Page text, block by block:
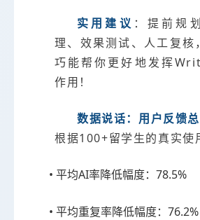
实用建议 ：提前规
理、效果测试、人工复核
巧能帮你更好地发挥
作用！
数据说话：用户反馈
根据100+留学生的真实使
• 平均AI率降低幅度：78.5%
• 平均重复率降低幅度：76.2%